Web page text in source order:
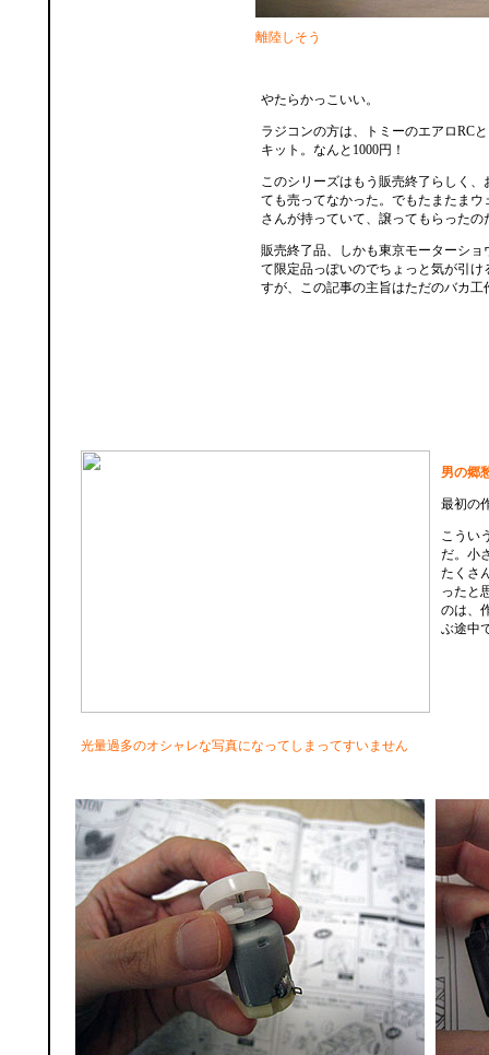
離陸しそう
やたらかっこいい。
ラジコンの方は、トミーのエアロRC
キット。なんと1000円！
このシリーズはもう販売終了らしく、
ても売ってなかった。でもたまたまウ
さんが持っていて、譲ってもらったの
販売終了品、しかも東京モーターショ
て限定品っぽいのでちょっと気が引け
すが、この記事の主旨はただのバカ工
光量過多のオシャレな写真になってしまってすいません
男の郷
最初の
こうい
だ。小
たくさ
ったと
のは、
ぶ途中